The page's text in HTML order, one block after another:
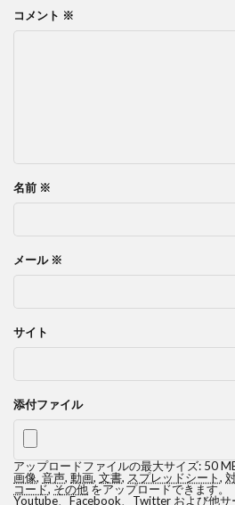
コメント ※
名前 ※
メール ※
サイト
添付ファイル
アップロードファイルの最大サイズ: 50 MB
画像, 音声, 動画, 文書, スプレッドシート,
コード,その他をアップロードできます。
Youtube、Facebook、Twitter および他サ